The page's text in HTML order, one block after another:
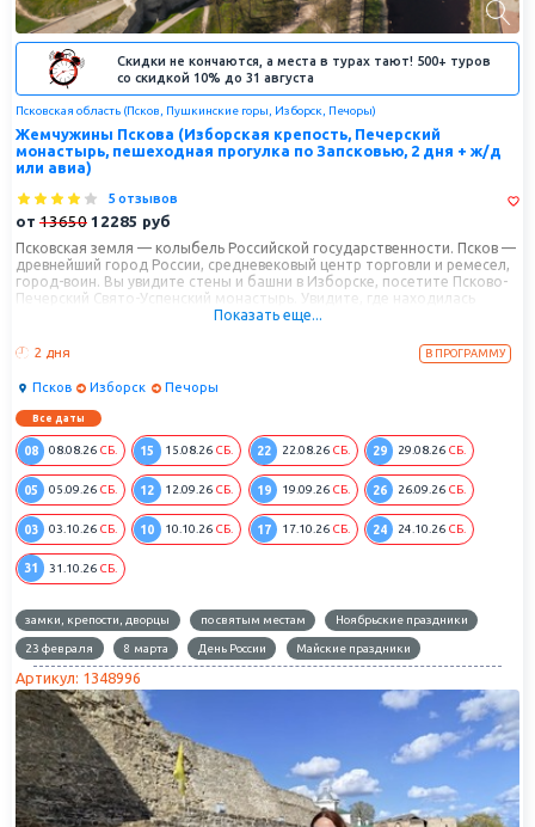
Скидки не кончаются, а места в турах тают! 500+ туров
со скидкой 10% до 31 августа
Псковская область (Псков, Пушкинские горы, Изборск, Печоры)
Жемчужины Пскова (Изборская крепость, Печерский
монастырь, пешеходная прогулка по Запсковью, 2 дня + ж/д
или авиа)
5 отзывов
от 13650 12285 руб
Псковская земля — колыбель Российской государственности. Псков —
древнейший город России, средневековый центр торговли и ремесел,
город-воин. Вы увидите стены и башни в Изборске, посетите Псково-
Печерский Свято-Успенский монастырь. Увидите, где находилась
вечевая площадь, торговище, пройдётесь по Запсковью и узнаете об
списка ЮНЕСКО.
Показать еще...
2 дня В ПРОГРАММУ
Псков Изборск Печоры
Все даты
08 08.08.26 СБ. 15 15.08.26 СБ. 22 22.08.26 СБ. 29 29.08.26 СБ.
05 05.09.26 СБ. 12 12.09.26 СБ. 19 19.09.26 СБ. 26 26.09.26 СБ.
03 03.10.26 СБ. 10 10.10.26 СБ. 17 17.10.26 СБ. 24 24.10.26 СБ.
31 31.10.26 СБ.
замки, крепости, дворцы по святым местам Ноябрьские праздники
23 февраля 8 марта День России Майские праздники
Артикул: 1348996